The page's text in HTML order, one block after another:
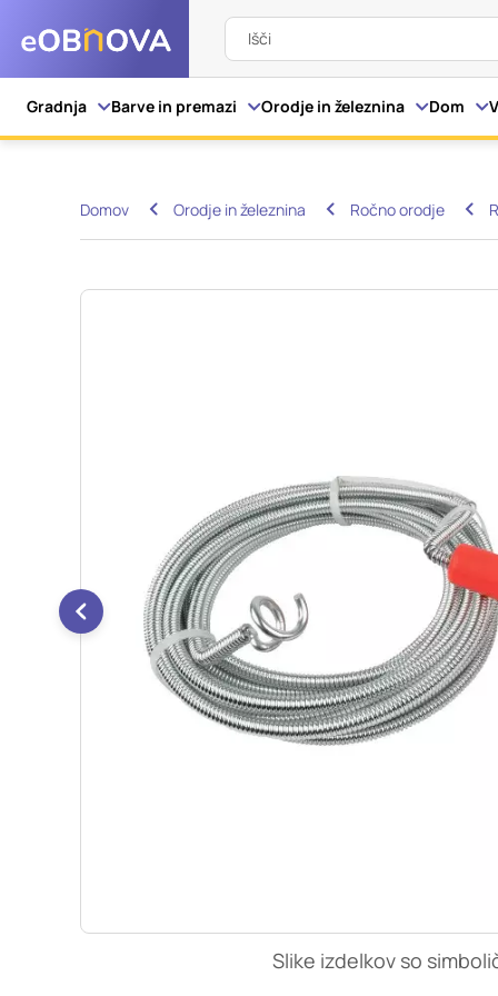
Išči
Gradnja Barve in premazi Orodje in železnina Dom
Domov Orodje in železnina Ročno orodje
Slike izdelkov so
Nastavitve
Ko obiščete katero
pa skrbijo, da vaše
razkrivajo
izkušnjo. Nekatere
informacij in
Ti piškotki so nujni
so nastavljeni samo
zasebnosti, prijava
vas opozori na njih.
Piškotki za
S temi piškotki
našega spletnega
opazujemo, kako se
anonimni. Če
Te piškotke